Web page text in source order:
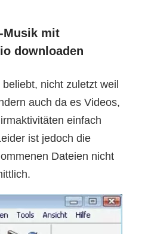
Musik mit
downloaden
nicht zuletzt weil
auch da es Videos,
einfach
ist jedoch die
Dateien nicht